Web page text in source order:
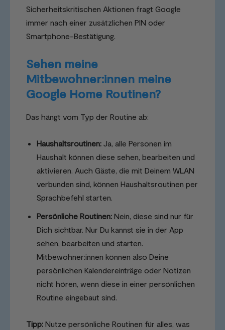
Sicherheitskritischen Aktionen fragt Google
immer nach einer zusätzlichen PIN oder
Smartphone-Bestätigung.
Sehen meine
Mitbewohner:innen meine
Google Home Routinen?
Das hängt vom Typ der Routine ab:
Haushaltsroutinen: Ja, alle Personen im
Haushalt können diese sehen, bearbeiten und
aktivieren. Auch Gäste, die mit Deinem WLAN
verbunden sind, können Haushaltsroutinen per
Sprachbefehl starten.
Persönliche Routinen: Nein, diese sind nur für
Dich sichtbar. Nur Du kannst sie in der App
sehen, bearbeiten und starten.
Mitbewohner:innen können also Deine
persönlichen Kalendereinträge oder Notizen
nicht hören, wenn diese in einer persönlichen
Routine eingebaut sind.
Tipp: Nutze persönliche Routinen für alles, was